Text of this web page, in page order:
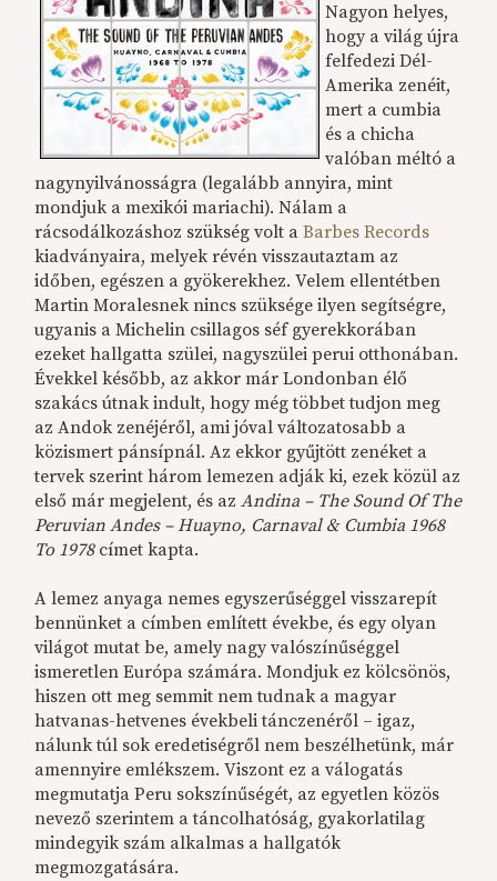
Nagyon helyes,
hogy a világ újra
felfedezi Dél-
Amerika zenéit,
mert a cumbia
és a chicha
valóban méltó a
nagynyilvánosságra (legalább annyira, mint
mondjuk a mexikói mariachi). Nálam a
rácsodálkozáshoz szükség volt aBarbes Records
kiadványaira, melyek révén visszautaztam az
időben, egészen a gyökerekhez. Velem ellentétben
Martin Moralesnek nincs szüksége ilyen segítségre,
ugyanis a Michelin csillagos séf gyerekkorában
ezeket hallgatta szülei, nagyszülei perui otthonában.
Évekkel később, az akkor már Londonban élő
szakács útnak indult, hogy még többet tudjon meg
az Andok zenéjéről, ami jóval változatosabb a
közismert pánsípnál. Az ekkor gyűjtött zenéket a
tervek szerint három lemezen adják ki, ezek közül az
első már megjelent, és azAndina – The Sound Of The
Peruvian Andes – Huayno, Carnaval & Cumbia 1968
To 1978 címet kapta.
A lemez anyaga nemes egyszerűséggel visszarepít
bennünket a címben említett évekbe, és egy olyan
világot mutat be, amely nagy valószínűséggel
ismeretlen Európa számára. Mondjuk ez kölcsönös,
hiszen ott meg semmit nem tudnak a magyar
hatvanas-hetvenes évekbeli tánczenéről – igaz,
nálunk túl sok eredetiségről nem beszélhetünk, már
amennyire emlékszem. Viszont ez a válogatás
megmutatja Peru sokszínűségét, az egyetlen közös
nevező szerintem a táncolhatóság, gyakorlatilag
mindegyik szám alkalmas a hallgatók
megmozgatására.